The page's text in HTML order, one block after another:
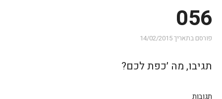
056
פורסם בתאריך14/02/2015
תגיבו, מה ׳כפת לכם?
תגובות